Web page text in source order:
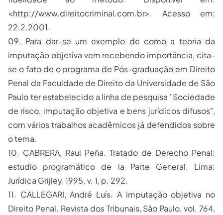
<http://www.direitocriminal.com.br>. Acesso em:
22.2.2001.
09. Para dar-se um exemplo de como a teoria da
imputação objetiva vem recebendo importância, cita-
se o fato de o programa de Pós-graduação em Direito
Penal da Faculdade de Direito da Universidade de São
Paulo ter estabelecido a linha de pesquisa "Sociedade
de risco, imputação objetiva e bens jurídicos difusos",
com vários trabalhos acadêmicos já defendidos sobre
o tema.
10. CABRERA, Raul Peña. Tratado de Derecho Penal:
estudio programático de la Parte General. Lima:
Jurídica Grijley, 1995. v. 1, p. 292.
11. CALLEGARI, André Luís. A imputação objetiva no
Direito Penal. Revista dos Tribunais, São Paulo,vol. 764,